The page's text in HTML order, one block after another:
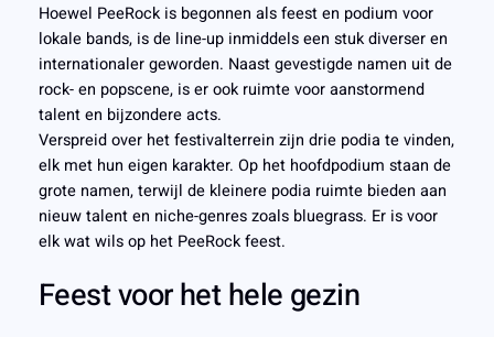
Hoewel PeeRock is begonnen als feest en podium voor
lokale bands, is de line-up inmiddels een stuk diverser en
internationaler geworden. Naast gevestigde namen uit de
rock- en popscene, is er ook ruimte voor aanstormend
talent en bijzondere acts.
Verspreid over het festivalterrein zijn drie podia te vinden,
elk met hun eigen karakter. Op het hoofdpodium staan de
grote namen, terwijl de kleinere podia ruimte bieden aan
nieuw talent en niche-genres zoals bluegrass. Er is voor
elk wat wils op het PeeRock feest.
Feest voor het hele gezin